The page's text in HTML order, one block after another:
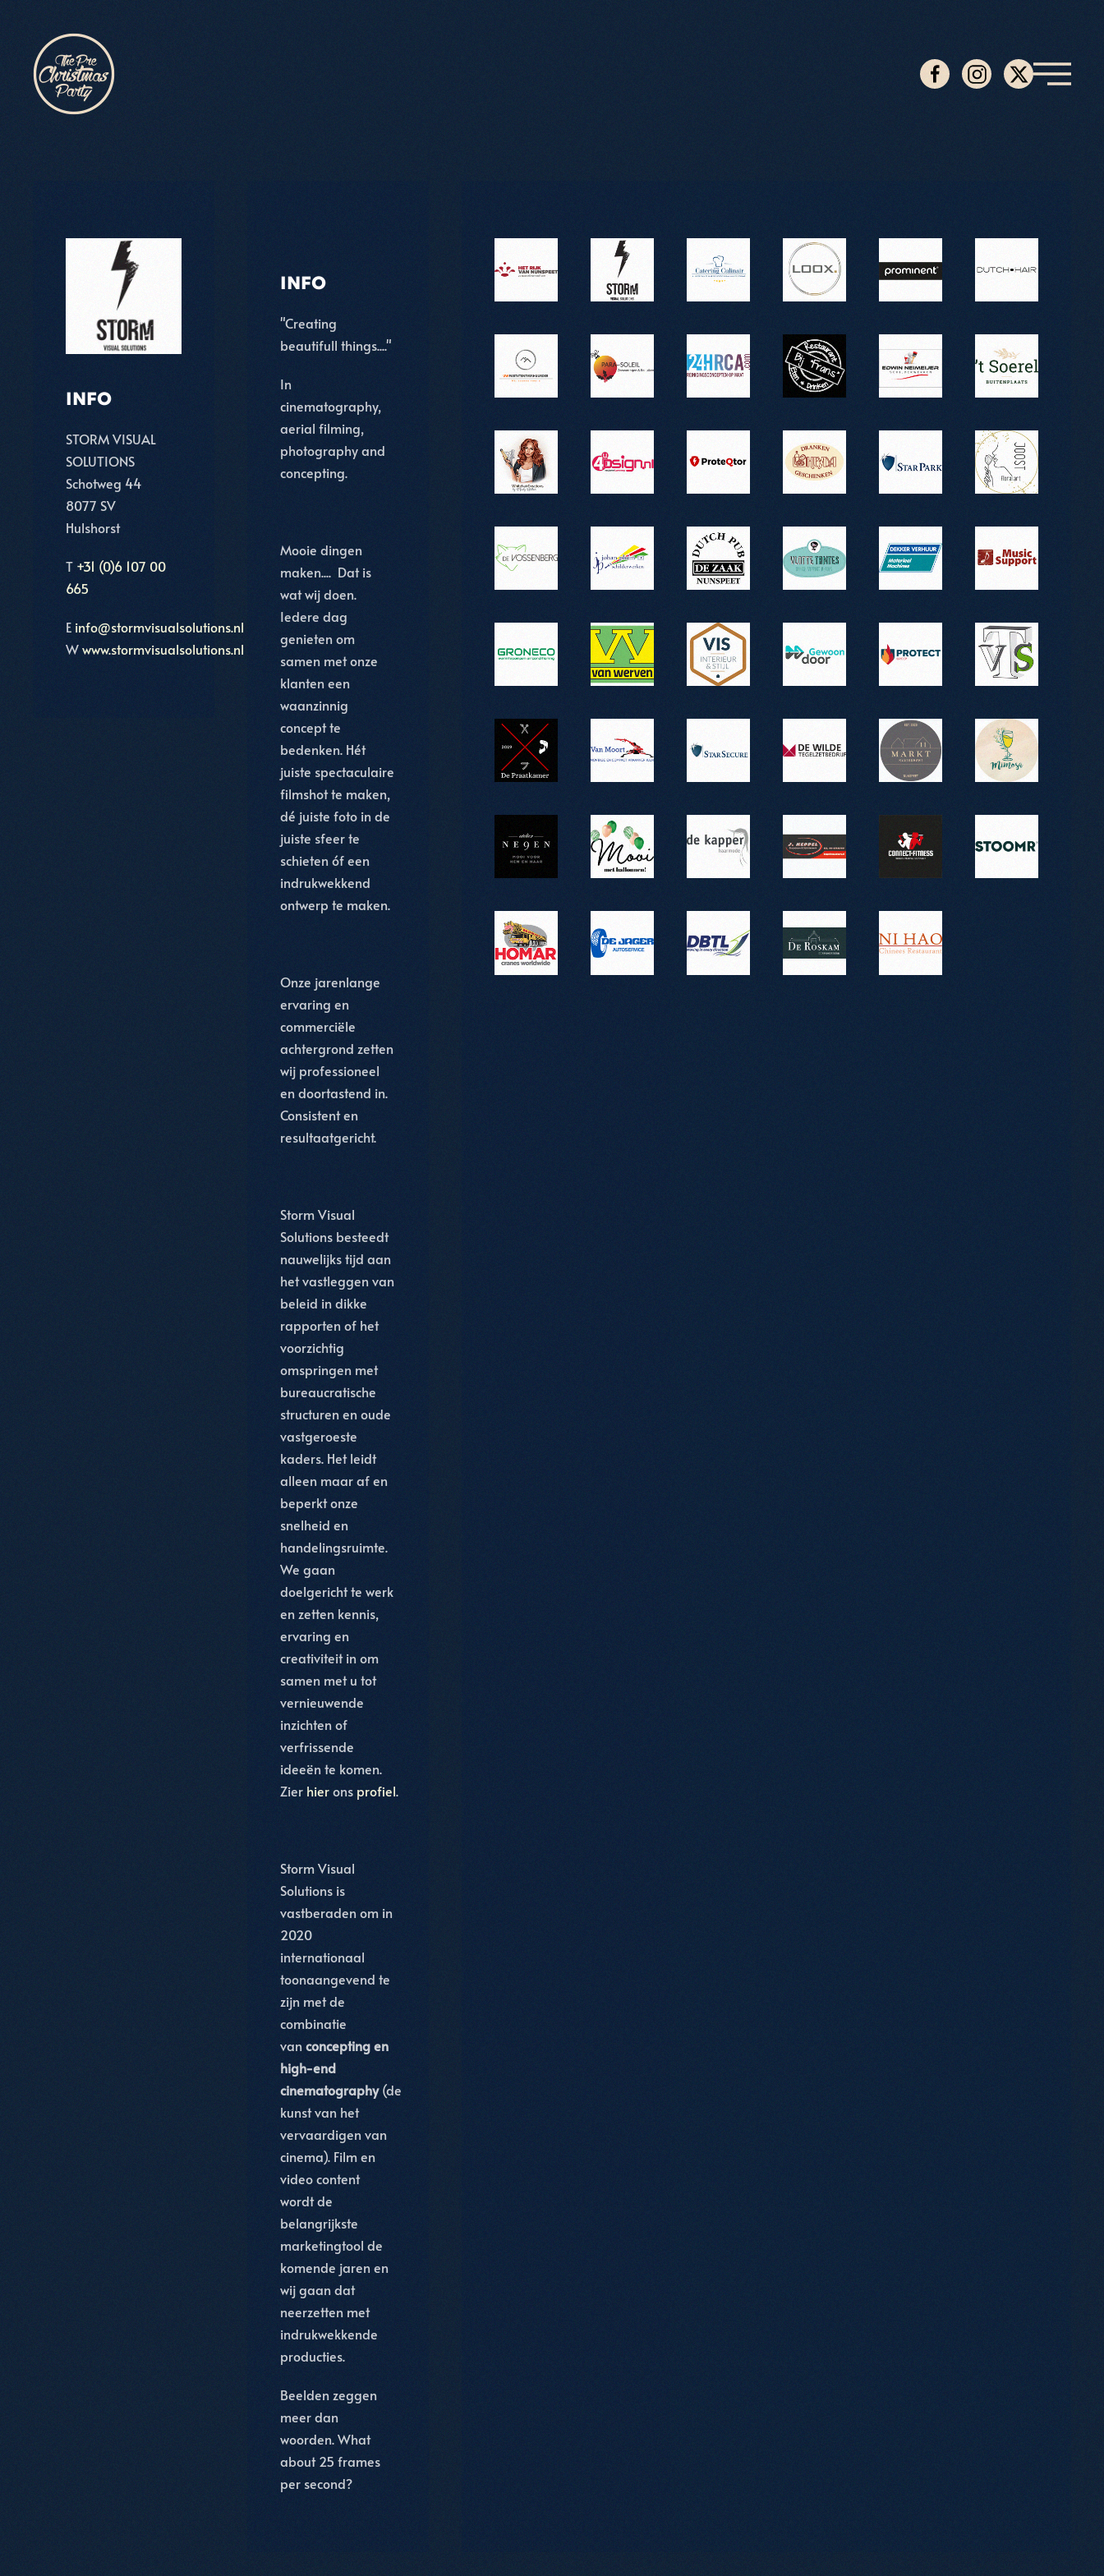
Skip to main content
INFO
STORM VISUAL
SOLUTIONS
Schotweg 44
8077 SV
Hulshorst
T +31 (0)6 107 00
665
E info@stormvisualsolutions.nl
Wwww.stormvisualsolutions.nl
INFO
"Creating
beautifull things...."
In
cinematography,
aerial filming,
photography and
concepting.
Mooie dingen
maken.... Dat is
wat wij doen.
Iedere dag
genieten om
samen met onze
klanten een
waanzinnig
concept te
bedenken. Hét
juiste spectaculaire
filmshot te maken,
dé juiste foto in de
juiste sfeer te
schieten óf een
indrukwekkend
ontwerp te maken.
Onze jarenlange
ervaring en
commerciële
achtergrond zetten
wij professioneel
en doortastend in.
Consistent en
resultaatgericht.
Storm Visual
Solutions besteedt
nauwelijks tijd aan
het vastleggen van
beleid in dikke
rapporten of het
voorzichtig
omspringen met
bureaucratische
structuren en oude
vastgeroeste
kaders. Het leidt
alleen maar af en
beperkt onze
snelheid en
handelingsruimte.
We gaan
doelgericht te werk
en zetten kennis,
ervaring en
creativiteit in om
samen met u tot
vernieuwende
inzichten of
verfrissende
ideeën te komen.
Zier hierons profiel.
Storm Visual
Solutions is
vastberaden om in
2020
internationaal
toonaangevend te
zijn met de
combinatie
vanconcepting en
high-end
cinematography(de
kunst van het
vervaardigen van
cinema). Film en
video content
wordt de
belangrijkste
marketingtool de
komende jaren en
wij gaan dat
neerzetten met
indrukwekkende
producties.
Beelden zeggen
meer dan
woorden. What
about 25 frames
per second?